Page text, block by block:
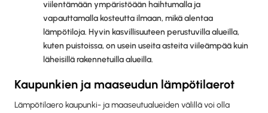
viilentämään ympäristöään haihtumalla ja
vapauttamalla kosteutta ilmaan, mikä alentaa
lämpötiloja. Hyvin kasvillisuuteen perustuvilla alueilla,
kuten puistoissa, on usein useita asteita viileämpää kuin
läheisillä rakennetuilla alueilla.
Kaupunkien ja maaseudun lämpötilaerot
Lämpötilaero kaupunki- ja maaseutualueiden välillä voi olla